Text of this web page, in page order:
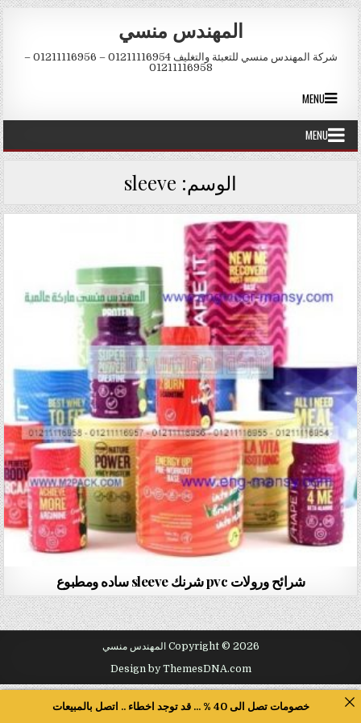
Skip to content
المهندس منسي
شركة المهندس منسي للتعبئة والتغليف 01211116954 – 01211116956 –
01211116958
MENU
MENU
الوسم: sleeve
شرائح ورولات pvc شرنك sleeve ساده ومطبوع
Copyright © 2026 المهندس منسي
Design by ThemesDNA.com
خصومات تصل الى 40 % ... قد توجد اخطاء .. اتصل بالمبيعات